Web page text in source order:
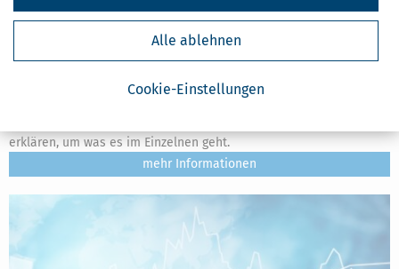
Cookie-Einstellungen
Alle ablehnen
Rentenkommission & Rentenreform 2026: Empfehlungen
(Alterssicherungskommission) hat ein umfassendes Reformpaket
erklären, um was es im Einzelnen geht.
mehr